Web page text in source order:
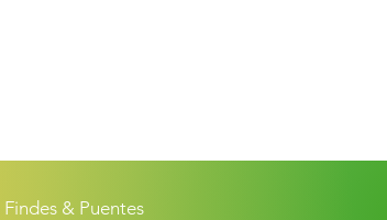
Findes & Puentes